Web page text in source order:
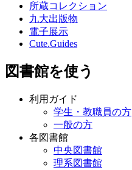
所蔵コレクション
九大出版物
電子展示
Cute.Guides
図書館を使う
利用ガイド
学生・教職員の方
一般の方
各図書館
中央図書館
理系図書館